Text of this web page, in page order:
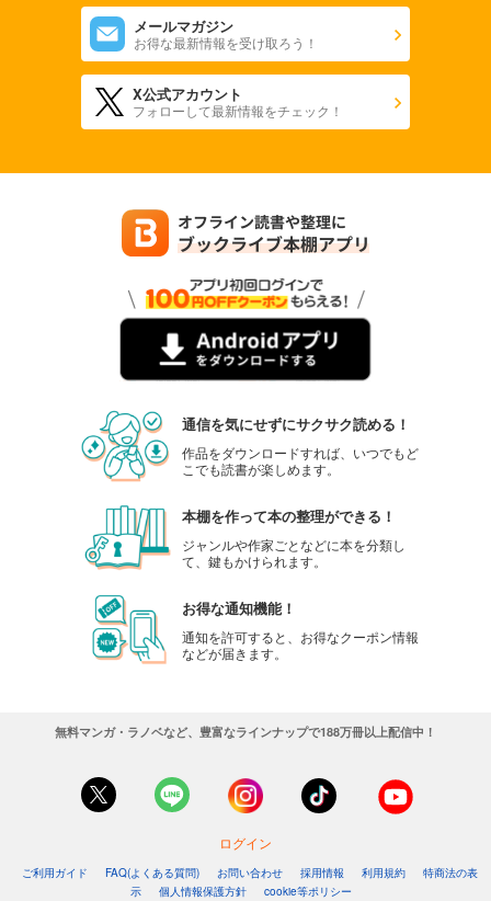
メールマガジン
お得な最新情報を受け取ろう！
X公式アカウント
フォローして最新情報をチェック！
通信を気にせずにサクサク読める！
作品をダウンロードすれば、いつでもど
こでも読書が楽しめます。
本棚を作って本の整理ができる！
ジャンルや作家ごとなどに本を分類し
て、鍵もかけられます。
お得な通知機能！
通知を許可すると、お得なクーポン情報
などが届きます。
無料マンガ・ラノベなど、豊富なラインナップで188万冊以上配信中！
ログイン
ご利用ガイド FAQ(よくある質問) お問い合わせ 採用情報 利用規約
特商法の表
示
個人情報保護方針 cookie等ポリシー